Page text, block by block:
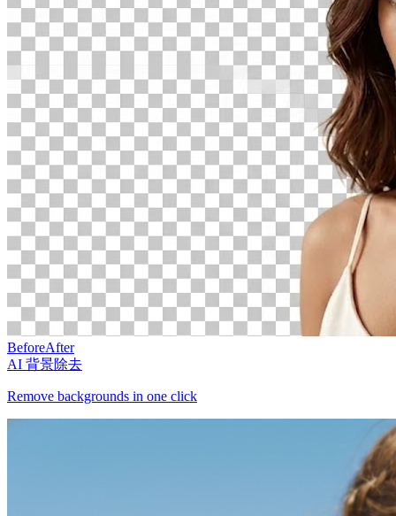
BeforeAfter
AI 背景除去
Remove backgrounds in one click